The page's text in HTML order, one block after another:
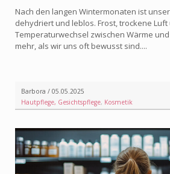
Nach den langen Wintermonaten ist
dehydriert und leblos. Frost, trockene
Temperaturwechsel zwischen Wärme
mehr, als wir uns oft bewusst sind....
Barbora / 05.05.2025
Hautpflege, Gesichtspflege, Kosmetik